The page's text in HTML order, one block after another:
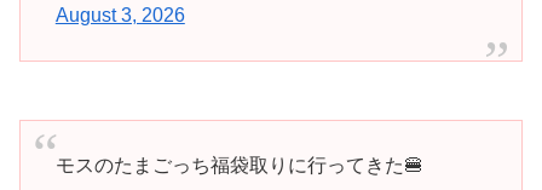
August 3, 2026
モスのたまごっち福袋取りに行ってきた🍔